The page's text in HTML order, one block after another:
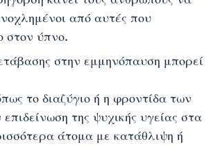
από αυτές που
στον ύπνο.
στην εμμηνόπαυση μπορεί
το διαζύγιο ή η φροντίδα των
της ψυχικής υγείας στα
άτομα με κατάθλιψη ή